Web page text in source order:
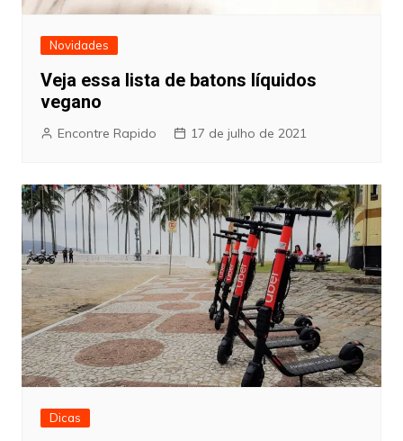
Novidades
Veja essa lista de batons líquidos
vegano
Encontre Rapido 17 de julho de 2021
Dicas